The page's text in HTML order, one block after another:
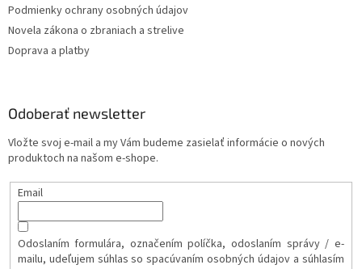
Podmienky ochrany osobných údajov
Novela zákona o zbraniach a strelive
Doprava a platby
Odoberať newsletter
Vložte svoj e-mail a my Vám budeme zasielať informácie o nových
produktoch na našom e-shope.
Email
Odoslaním formulára, označením políčka, odoslaním správy / e-
mailu, udeľujem súhlas so spacúvaním osobných údajov a súhlasím